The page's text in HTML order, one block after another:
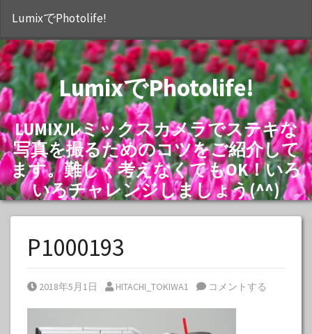
LumixでPhotolife!
LumixでPhotolife!
LUMIXルミックスカメラでステキな
写真を撮るためのコツをご紹介して
ます。難しく考えなくてもOK！いろ
いろチャレンジしましょう(^^)
P1000193
Posted on
2018年5月1日 Posted by
HITACHI_TOKIWA1 コメントする